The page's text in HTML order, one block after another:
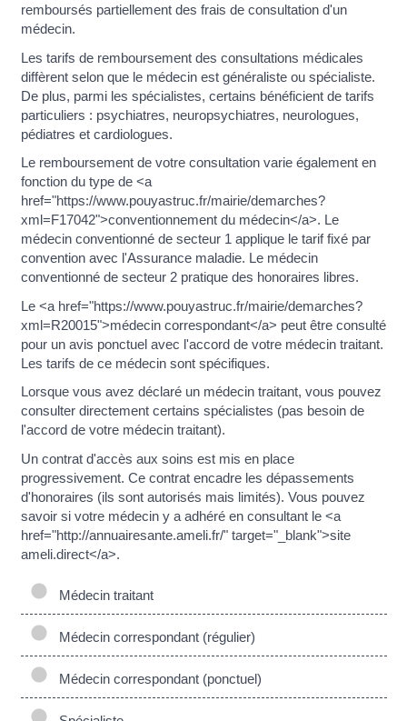
remboursés partiellement des frais de consultation d'un
médecin.
Les tarifs de remboursement des consultations médicales
diffèrent selon que le médecin est généraliste ou spécialiste.
De plus, parmi les spécialistes, certains bénéficient de tarifs
particuliers : psychiatres, neuropsychiatres, neurologues,
pédiatres et cardiologues.
Le remboursement de votre consultation varie également en
fonction du type de <a
href="https://www.pouyastruc.fr/mairie/demarches?
xml=F17042">conventionnement du médecin</a>. Le
médecin conventionné de secteur 1 applique le tarif fixé par
convention avec l'Assurance maladie. Le médecin
conventionné de secteur 2 pratique des honoraires libres.
Le <a href="https://www.pouyastruc.fr/mairie/demarches?
xml=R20015">médecin correspondant</a> peut être consulté
pour un avis ponctuel avec l'accord de votre médecin traitant.
Les tarifs de ce médecin sont spécifiques.
Lorsque vous avez déclaré un médecin traitant, vous pouvez
consulter directement certains spécialistes (pas besoin de
l'accord de votre médecin traitant).
Un contrat d'accès aux soins est mis en place
progressivement. Ce contrat encadre les dépassements
d'honoraires (ils sont autorisés mais limités). Vous pouvez
savoir si votre médecin y a adhéré en consultant le <a
href="http://annuairesante.ameli.fr/" target="_blank">site
ameli.direct</a>.
Médecin traitant
Médecin correspondant (régulier)
Médecin correspondant (ponctuel)